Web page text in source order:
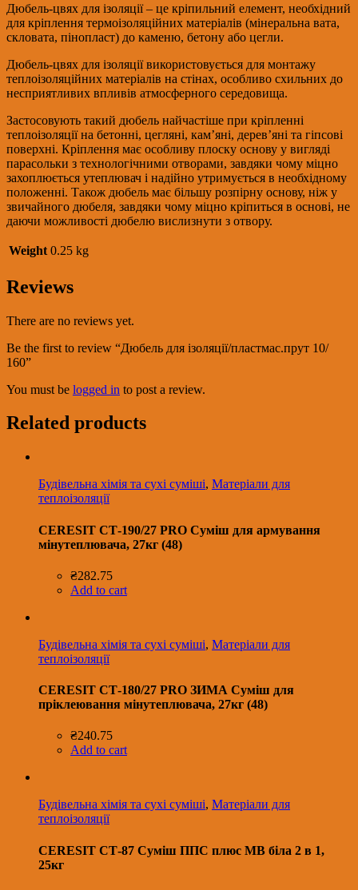
Дюбель-цвях для ізоляції – це кріпильний елемент, необхідний
для кріплення термоізоляційних матеріалів (мінеральна вата,
скловата, пінопласт) до каменю, бетону або цегли.
Дюбель-цвях для ізоляції використовується для монтажу
теплоізоляційних матеріалів на стінах, особливо схильних до
несприятливих впливів атмосферного середовища.
Застосовують такий дюбель найчастіше при кріпленні
теплоізоляції на бетонні, цегляні, кам’яні, дерев’яні та гіпсові
поверхні. Кріплення має особливу плоску основу у вигляді
парасольки з технологічними отворами, завдяки чому міцно
захоплюється утеплювач і надійно утримується в необхідному
положенні. Також дюбель має більшу розпірну основу, ніж у
звичайного дюбеля, завдяки чому міцно кріпиться в основі, не
даючи можливості дюбелю вислизнути з отвору.
Weight 0.25 kg
Reviews
There are no reviews yet.
Be the first to review “Дюбель для ізоляції/пластмас.прут 10/
160”
You must be logged in to post a review.
Related products
Будівельна хімія та сухі суміші, Матеріали для
теплоізоляції
CERESIT СТ-190/27 PRO Суміш для армування
мінутеплювача, 27кг (48)
₴282.75
Add to cart
Будівельна хімія та сухі суміші, Матеріали для
теплоізоляції
CERESIT СТ-180/27 PRO ЗИМА Суміш для
пріклеювання мінутеплювача, 27кг (48)
₴240.75
Add to cart
Будівельна хімія та сухі суміші, Матеріали для
теплоізоляції
CERESIT СТ-87 Суміш ППС плюс МВ біла 2 в 1,
25кг